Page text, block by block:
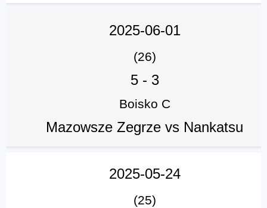
2025-06-01
(26)
5- 3
Boisko C
Mazowsze Zegrze vs Nankatsu
2025-05-24
(25)